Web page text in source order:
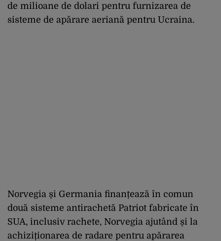
de milioane de dolari pentru furnizarea de
sisteme de apărare aeriană pentru Ucraina.
Norvegia și Germania finanțează în comun
două sisteme antirachetă Patriot fabricate în
SUA, inclusiv rachete, Norvegia ajutând și la
achiziționarea de radare pentru apărarea